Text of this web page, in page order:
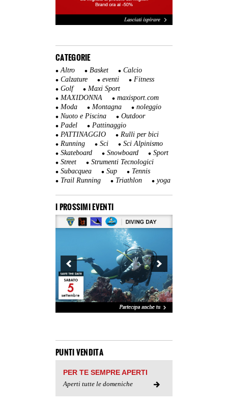
CATEGORIE
Altro Basket
Calcio
Calzature
eventi
Fitness
Golf
Maxi Sport
MAXIDONNA
maxisport.com
Moda
Montagna
noleggio
Nuoto e Piscina
Outdoor
Padel
Pattinaggio
PATTINAGGIO
Rulli per bici
Running
Sci
Sci Alpinismo
Skateboard
Snowboard
Sport
Street
Strumenti Tecnologici
Subacquea
Sup
Tennis
Trail Running
Triathlon yoga
I PROSSIMI EVENTI
PUNTI VENDITA
PER TE SEMPRE APERTI
Aperti tutte le domeniche